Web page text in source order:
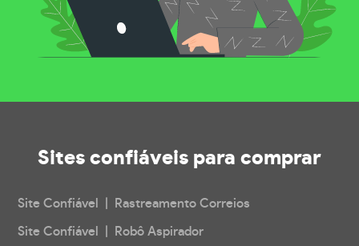
Sites confiáveis para comprar
Site Confiável | Rastreamento Correios
Site Confiável | Robô Aspirador